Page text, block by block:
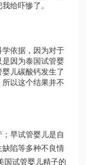
给吓惨了。
依据，因为对于
是因为泰国试管婴
婴儿碳酸钙发生了
以这个结果并不
；早试管婴儿是自
陷等多种不良情
国试管婴儿精子的